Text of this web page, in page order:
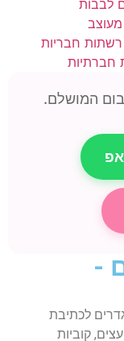
המושלם.
-
לכתיבת
קוביות